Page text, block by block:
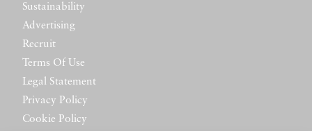
Sustainability
Advertising
Recruit
Terms Of Use
Legal Statement
Privacy Policy
Cookie Policy